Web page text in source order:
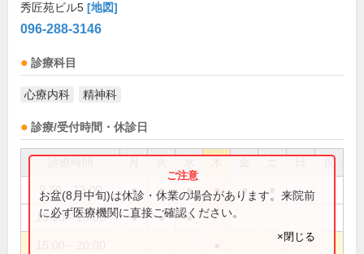
秀匠苑ビル5 [地図]
096-288-3146
診療科目
心療内科 精神科
診療/受付時間・休診日
祝
9:30～13:00 ● ● ● ● ●
15:00～18:00 ● ● ●
お盆(8月中旬)は休診・休業の場合があります。来院前
に必ず医療機関に直接ご確認ください。
×閉じる